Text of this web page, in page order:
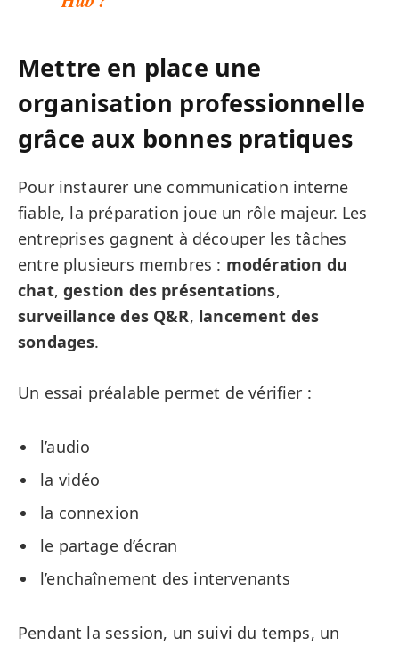
Mettre en place une
organisation professionnelle
grâce aux bonnes pratiques
Pour instaurer une communication interne
fiable, la préparation joue un rôle majeur. Les
entreprises gagnent à découper les tâches
entre plusieurs membres : modération du
chat,gestion des présentations,
surveillance des Q&R, lancement des
sondages.
Un essai préalable permet de vérifier :
l’audio
la vidéo
la connexion
le partage d’écran
l’enchaînement des intervenants
Pendant la session, un suivi du temps, un